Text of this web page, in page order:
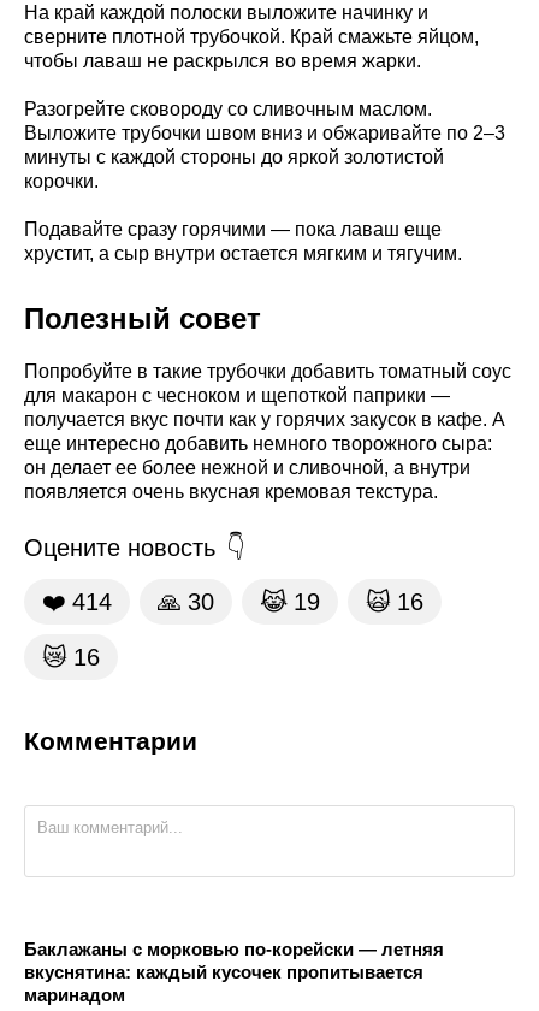
На край каждой полоски выложите начинку и
сверните плотной трубочкой. Край смажьте яйцом,
чтобы лаваш не раскрылся во время жарки.
Разогрейте сковороду со сливочным маслом.
Выложите трубочки швом вниз и обжаривайте по 2–3
минуты с каждой стороны до яркой золотистой
корочки.
Подавайте сразу горячими — пока лаваш еще
хрустит, а сыр внутри остается мягким и тягучим.
Полезный совет
Попробуйте в такие трубочки добавить томатный соус
для макарон с чесноком и щепоткой паприки —
получается вкус почти как у горячих закусок в кафе. А
еще интересно добавить немного творожного сыра:
он делает ее более нежной и сливочной, а внутри
появляется очень вкусная кремовая текстура.
Оцените новость
❤️ 414 🙏 30 😹 19 🙀 16
😿 16
Комментарии
Баклажаны с морковью по-корейски — летняя
вкуснятина: каждый кусочек пропитывается
маринадом